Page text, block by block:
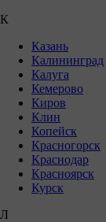
К
Казань
Калининград
Калуга
Кемерово
Киров
Клин
Копейск
Красногорск
Краснодар
Красноярск
Курск
Л